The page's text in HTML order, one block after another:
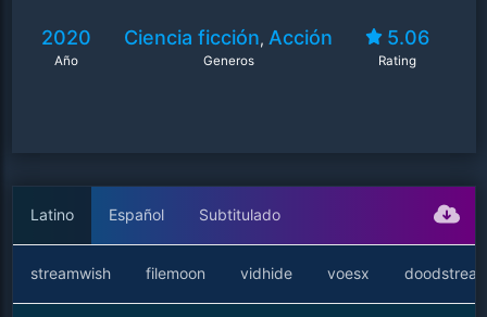
2020
Año
Ciencia ficción, Acción
Generos
5.06
Rating
Latino Español Subtitulado
streamwish filemoon vidhide voesx